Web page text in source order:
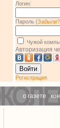
Логин:
Пароль (Забыли?
Чужой
Авторизация
Войти
Регистрация
о газете |